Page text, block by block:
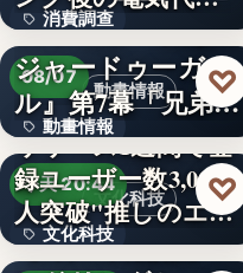
消費調查
40%
減の実感…
動畫情報
08/07
動畫情報
文字
TVアニメ『天幕の
ジャードゥーガ
ル』第7幕「兄弟」
あらす…
♡
文化科技
今天 20:44
文化科技
リリース1週間で登
録ユーザー数3,000
人突破"推しのエ…
♡
【8月18日開催】ハ